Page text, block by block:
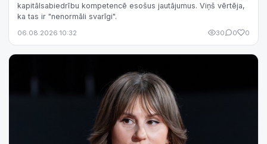
kapitālsabiedrību kompetencē esošus jautājumus. Viņš vērtēja,
ka tas ir "nenormāli svarīgi".
06.08.2026 10:32 30 0 0